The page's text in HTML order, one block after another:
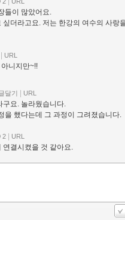
2 URL
들이 많았어요.
더라고요. 저는 한강의 여수의 사랑
URL
니지만~!!
달기 URL
구요. 놀라웠습니다.
을 했다는데 그 과정이 그려졌습니다.
2 URL
연결시켰을 것 같아요.